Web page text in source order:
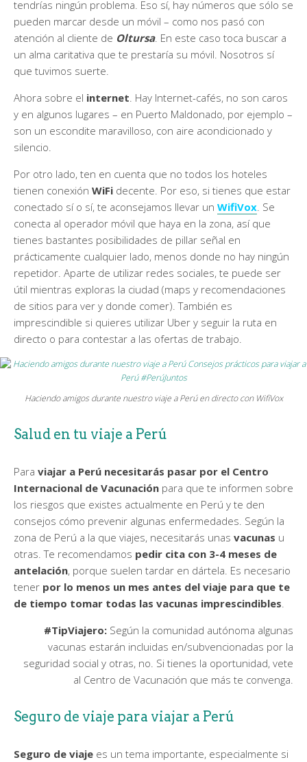
tendrías ningún problema. Eso sí, hay números que sólo se
pueden marcar desde un móvil – como nos pasó con
atención al cliente de Oltursa. En este caso toca buscar a
un alma caritativa que te prestaría su móvil. Nosotros sí
que tuvimos suerte.
Ahora sobre el internet. Hay Internet-cafés, no son caros
y en algunos lugares – en Puerto Maldonado, por ejemplo –
son un escondite maravilloso, con aire acondicionado y
silencio.
Por otro lado, ten en cuenta que no todos los hoteles
tienen conexión WiFi decente. Por eso, si tienes que estar
conectado sí o sí, te aconsejamos llevar un WifiVox. Se
conecta al operador móvil que haya en la zona, así que
tienes bastantes posibilidades de pillar señal en
prácticamente cualquier lado, menos donde no hay ningún
repetidor. Aparte de utilizar redes sociales, te puede ser
útil mientras exploras la ciudad (maps y recomendaciones
de sitios para ver y donde comer). También es
imprescindible si quieres utilizar Uber y seguir la ruta en
directo o para contestar a las ofertas de trabajo.
Haciendo amigos durante nuestro viaje a Perú en directo con WifiVox
Salud en tu viaje a Perú
Para viajar a Perú necesitarás pasar por el Centro
Internacional de Vacunación para que te informen sobre
los riesgos que existes actualmente en Perú y te den
consejos cómo prevenir algunas enfermedades. Según la
zona de Perú a la que viajes, necesitarás unas vacunas u
otras. Te recomendamos pedir cita con 3-4 meses de
antelación, porque suelen tardar en dártela. Es necesario
tener por lo menos un mes antes del viaje para que te
de tiempo tomar todas las vacunas imprescindibles.
#TipViajero: Según la comunidad autónoma algunas
vacunas estarán incluidas en/subvencionadas por la
seguridad social y otras, no. Si tienes la oportunidad, vete
al Centro de Vacunación que más te convenga.
Seguro de viaje para viajar a Perú
Seguro de viaje es un tema importante, especialmente si